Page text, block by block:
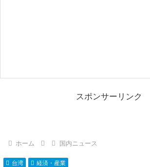
スポンサーリンク
ホーム 国内ニュース
台湾 経済・産業